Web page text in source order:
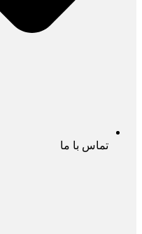
تماس با ما